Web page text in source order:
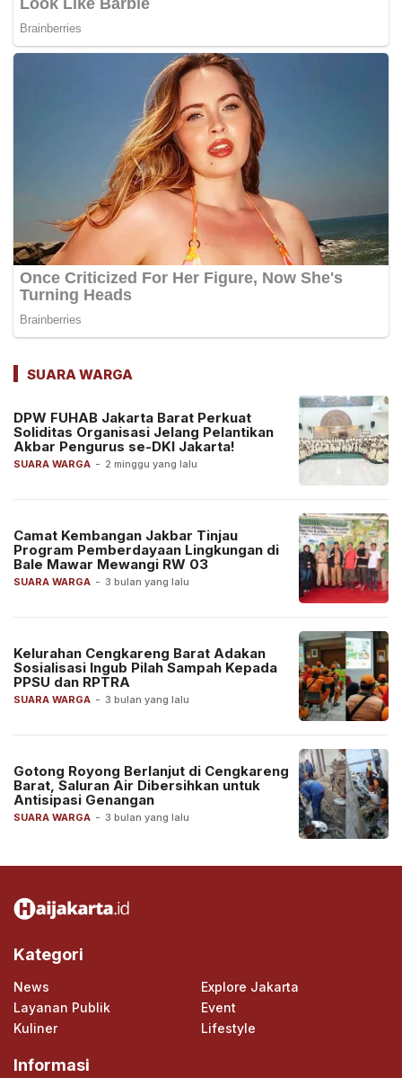
SUARA WARGA
SUARA WARGA - 2 minggu yang lalu
DPW FUHAB Jakarta Barat Perkuat
Soliditas Organisasi Jelang Pelantikan
Akbar Pengurus se-DKI Jakarta!
SUARA WARGA - 3 bulan yang lalu
Camat Kembangan Jakbar Tinjau
Program Pemberdayaan Lingkungan di
Bale Mawar Mewangi RW 03
SUARA WARGA - 3 bulan yang lalu
Kelurahan Cengkareng Barat Adakan
Sosialisasi Ingub Pilah Sampah Kepada
PPSU dan RPTRA
SUARA WARGA - 3 bulan yang lalu
Gotong Royong Berlanjut di Cengkareng
Barat, Saluran Air Dibersihkan untuk
Antisipasi Genangan
Kategori
News
Explore Jakarta
Layanan Publik
Event
Kuliner
Lifestyle
Informasi